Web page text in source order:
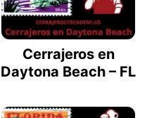
Cerrajeros en
Daytona Beach – FL